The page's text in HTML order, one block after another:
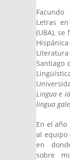
Letras
(UBA),
Santiago
Lingua e
lingua
En el
al equipo
en
sobre